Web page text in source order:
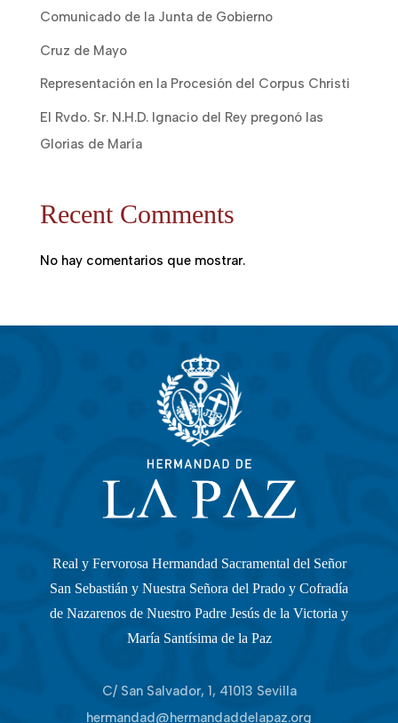
Comunicado de la Junta de Gobierno
Cruz de Mayo
Representación en la Procesión del Corpus Christi
El Rvdo. Sr. N.H.D. Ignacio del Rey pregonó las
Glorias de María
Recent Comments
No hay comentarios que mostrar.
Real y Fervorosa Hermandad Sacramental del Señor
San Sebastián y Nuestra Señora del Prado y Cofradía
de Nazarenos de Nuestro Padre Jesús de la Victoria y
María Santísima de la Paz
C/ San Salvador, 1, 41013 Sevilla
hermandad@hermandaddelapaz.org